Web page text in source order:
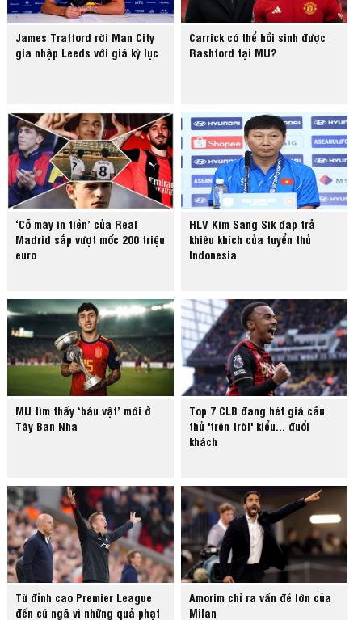
James Trafford rời Man City
gia nhập Leeds với giá kỷ lục
Carrick có thể hồi sinh được
Rashford tại MU?
‘Cỗ máy in tiền’ của Real
Madrid sắp vượt mốc 200 triệu
euro
HLV Kim Sang Sik đáp trả
khiêu khích của tuyển thủ
Indonesia
MU tìm thấy ‘báu vật’ mới ở
Tây Ban Nha
Top 7 CLB đang hét giá cầu
thủ 'trên trời' kiểu... đuổi
khách
Từ đỉnh cao Premier League
đến cú ngã vì những quả phạt
Amorim chỉ ra vấn đề lớn của
Milan